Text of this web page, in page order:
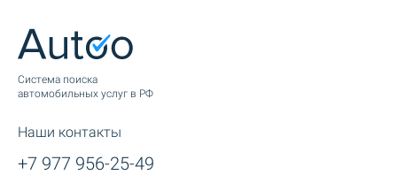
Cистема поиска
автомобильных услуг в РФ
Наши контакты
+7 977 956-25-49